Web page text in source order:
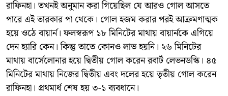
রাফিনহা। তখনই অনুমান করা গিয়েছিল যে আরও গোল আসতে
পারে এই তারকার পা থেকে। গোল হজম করার পরই আক্রমণাত্মক
হয়ে ওঠে বায়ার্ন। ফলস্বরূপ ১৮ মিনিটের মাথায় বায়ার্নকে এগিয়ে
দেন হ্যারি কেন। কিন্তু তাতে কোনও লাভ হয়নি। ২৬ মিনিটের
মাথায় বার্সেলোনার হয়ে দ্বিতীয় গোল করেন রবার্ট লেভনডস্কি। ৪৫
মিনিটের মাথায় নিজের দ্বিতীয় এবং দলের হয়ে তৃতীয় গোল করেন
রাফিনহা। প্রথমার্ধ শেষ হয় ৩-১ ব্যবধানে।